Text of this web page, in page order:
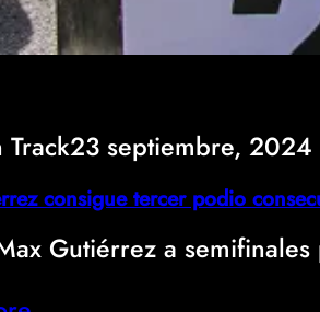
23 septiembre, 2024
consigue tercer podio
Gutiérrez a